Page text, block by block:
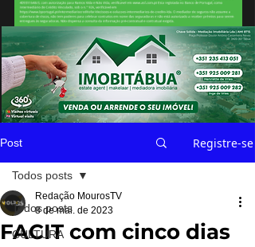
Post Registre-se
Todos posts
CULTURA
Todos posts
FACIT com cinco dias
Redação MourosTV
8 de mai. de 2023